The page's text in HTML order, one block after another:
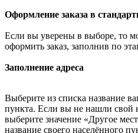
Оформление заказа в
Если вы уверены в выборе, то
оформить заказ, заполнив по
Заполнение адреса
Выберите из списка название
пункта. Если вы не нашли свой
выберите значение «Другое
название своего населённого